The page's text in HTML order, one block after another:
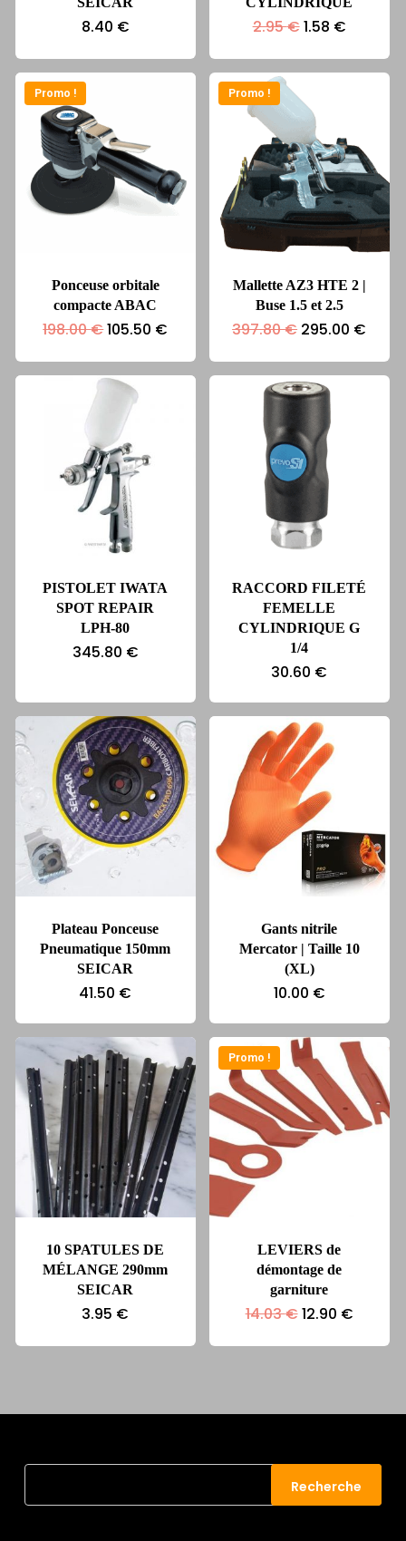
8.40 € 2.95€Le
initial
était :
1.58 €Le
actuel
est :
Promo !
Ponceuse orbitale
compacte ABAC
198.00€Le
initial
était :
198.00 €.
105.50 €
actuel
est :
Promo !
Mallette AZ3 HTE 2 |
Buse 1.5 et 2.5
397.80€ Le
initial
était :
397.80 €.
295.00 €
est :
PISTOLET IWATA
SPOT REPAIR
LPH-80
345.80 €
RACCORD FILETÉ
FEMELLE
CYLINDRIQUE G
1/4
30.60 €
Plateau Ponceuse
Pneumatique 150mm
SEICAR
41.50 €
Gants nitrile
Mercator | Taille 10
(XL)
10.00 €
10 SPATULES DE
MÉLANGE 290mm
SEICAR
3.95 €
Promo !
LEVIERS de
démontage de
garniture
14.03€Le
initial
12.90 €Le
actuel
pour :
Recherche